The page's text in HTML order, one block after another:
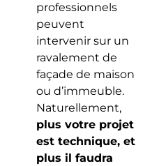
professionnels
peuvent
intervenir sur un
ravalement de
façade de maison
ou d’immeuble.
Naturellement,
plus votre projet
est technique, et
plus il faudra